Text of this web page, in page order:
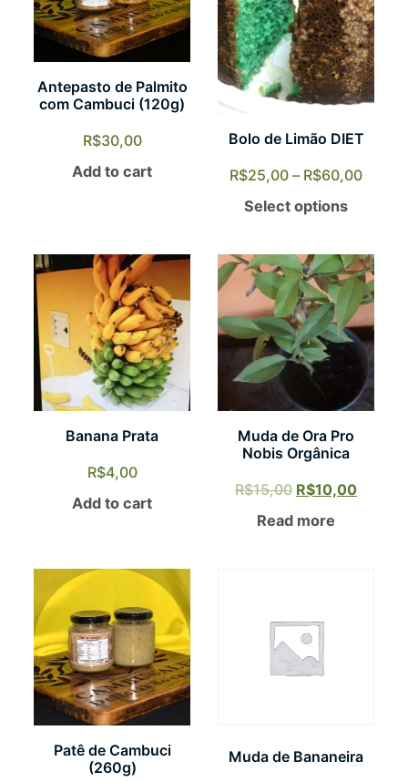
Antepasto de Palmito
com Cambuci (120g)
R$30,00
Add to cart
Bolo de Limão DIET
R$25,00 – R$60,00
Select options
Banana Prata
R$4,00
Add to cart
Muda de Ora Pro
Nobis Orgânica
R$15,00 R$10,00
Read more
Patê de Cambuci
(260g)
Muda de Bananeira